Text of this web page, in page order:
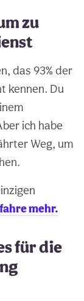
zu
das 93% der
kennen. Du
ich habe
Weg, um
mehr.
für die